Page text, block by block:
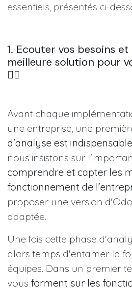
essentiels, présentés ci-
1. Ecouter vos besoins
meilleure solution pour
👂🏼
Avant chaque
une entreprise, une
d'analyse est
nous insistons sur
comprendre et capter les
fonctionnement de
proposer une version
adaptée.
Une fois cette phase
alors temps d'entamer la
équipes. Dans un premier
vous forment sur les